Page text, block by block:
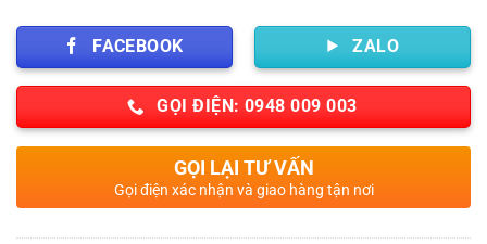
FACEBOOK ZALO
GỌI ĐIỆN: 0948 009 003
GỌI LẠI TƯ VẤN
Gọi điện xác nhận và giao hàng tận nơi